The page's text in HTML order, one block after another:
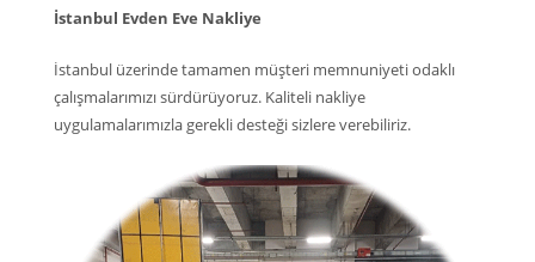
İstanbul Evden Eve Nakliye
İstanbul üzerinde tamamen müşteri memnuniyeti odaklı
çalışmalarımızı sürdürüyoruz. Kaliteli nakliye
uygulamalarımızla gerekli desteği sizlere verebiliriz.